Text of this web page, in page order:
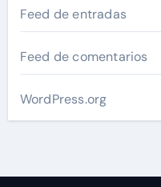
Feed de entradas
Feed de comentarios
WordPress.org